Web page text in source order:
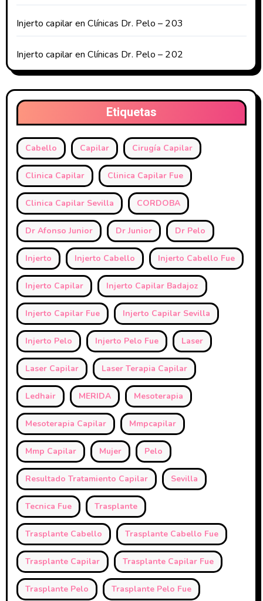
Injerto capilar en Clínicas Dr. Pelo – 203
Injerto capilar en Clínicas Dr. Pelo – 202
Etiquetas
Cabello Capilar Cirugía Capilar
Clinica Capilar Clinica Capilar Fue
Clinica Capilar Sevilla CORDOBA
Dr Afonso Junior Dr Junior Dr Pelo
Injerto Injerto Cabello Injerto Cabello Fue
Injerto Capilar Injerto Capilar Badajoz
Injerto Capilar Fue Injerto Capilar Sevilla
Injerto Pelo Injerto Pelo Fue Laser
Laser Capilar Laser Terapia Capilar
Ledhair MERIDA Mesoterapia
Mesoterapia Capilar Mmpcapilar
Mmp Capilar Mujer Pelo
Resultado Tratamiento Capilar Sevilla
Tecnica Fue Trasplante
Trasplante Cabello Trasplante Cabello Fue
Trasplante Capilar Trasplante Capilar Fue
Trasplante Pelo Trasplante Pelo Fue